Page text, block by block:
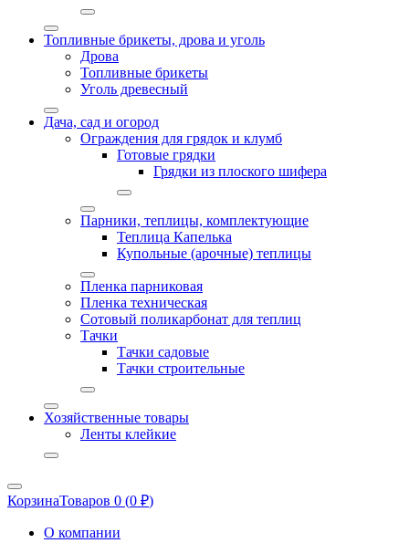
Топливные брикеты, дрова и уголь
Дрова
Топливные брикеты
Уголь древесный
Дача, сад и огород
Ограждения для грядок и клумб
Готовые грядки
Грядки из плоского шифера
Парники, теплицы, комплектующие
Теплица Капелька
Купольные (арочные) теплицы
Пленка парниковая
Пленка техническая
Сотовый поликарбонат для теплиц
Тачки
Тачки садовые
Тачки строительные
Хозяйственные товары
Ленты клейкие
КорзинаТоваров 0 (0 ₽)
О компании